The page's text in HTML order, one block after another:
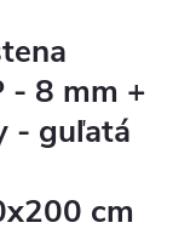
- 8 mm +
- guľatá
cm